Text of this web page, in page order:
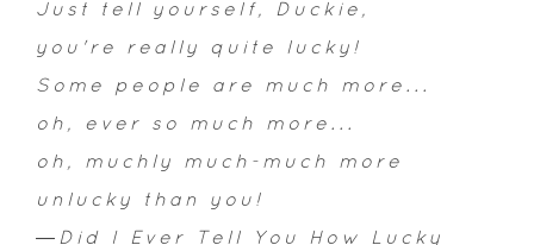
Just tell yourself, Duckie,
you're really quite lucky!
Some people are much more...
oh, ever so much more...
oh, muchly much-much more
unlucky than you!
―Did I Ever Tell You How Lucky